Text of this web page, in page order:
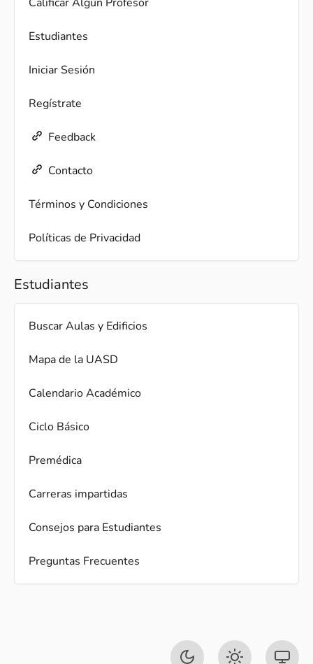
Estudiantes
Iniciar Sesión
Regístrate
Feedback
Contacto
Términos y Condiciones
Políticas de Privacidad
Estudiantes
Buscar Aulas y Edificios
Mapa de la UASD
Calendario Académico
Ciclo Básico
Premédica
Carreras impartidas
Consejos para Estudiantes
Preguntas Frecuentes